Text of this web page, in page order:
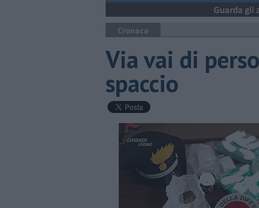
Cronaca
Via vai di
spaccio